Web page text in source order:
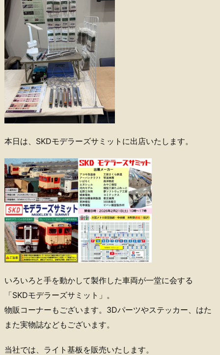
本日は、SKDモデラーズサミットに出店いたします。
いろいろと手を動かして製作した車両が一堂に会する
「SKDモデラーズサミット」。
物販コーナーもございます。3Dパーツやステッカー、はた
また実物誌などもございます。
当社では、ライト基板を販売いたします。